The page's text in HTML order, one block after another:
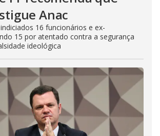
Anac
16 funcionários e ex-
15 por atentado contra a segurança
ideológica